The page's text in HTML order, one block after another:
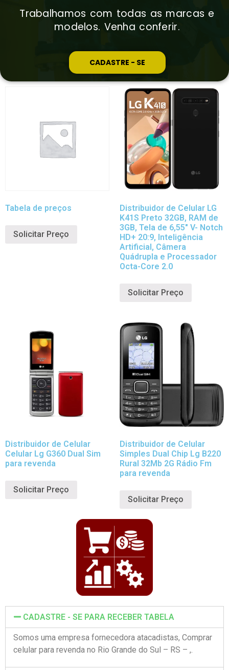
Trabalhamos com todas as marcas e
modelos. Venha conferir.
CADASTRE - SE
Tabela de preços
Solicitar Preço
Distribuidor de Celular LG
K41S Preto 32GB, RAM de
3GB, Tela de 6,55″ V- Notch
HD+ 20:9, Inteligência
Artificial, Câmera
Quádrupla e Processador
Octa-Core 2.0
Solicitar Preço
Distribuidor de Celular
Celular Lg G360 Dual Sim
para revenda
Solicitar Preço
Distribuidor de Celular
Simples Dual Chip Lg B220
Rural 32Mb 2G Rádio Fm
para revenda
Solicitar Preço
CADASTRE - SE PARA RECEBER TABELA
Somos uma empresa fornecedora atacadistas, Comprar
celular para revenda no Rio Grande do Sul – RS – ,.